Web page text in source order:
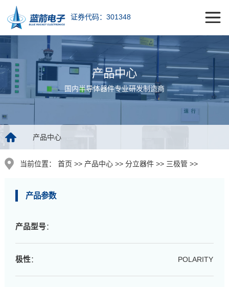
证券代码：301348
产品中心
国内半导体器件专业研发制造商
产品中心
当前位置： 首页 >> 产品中心 >> 分立器件 >> 三极管 >>
产品参数
产品型号：
极性： POLARITY